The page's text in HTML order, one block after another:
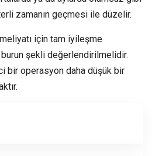
zamanın geçmesi ile düzelir.
için tam iyileşme
şekli değerlendirilmelidir.
bir operasyon daha düşük bir